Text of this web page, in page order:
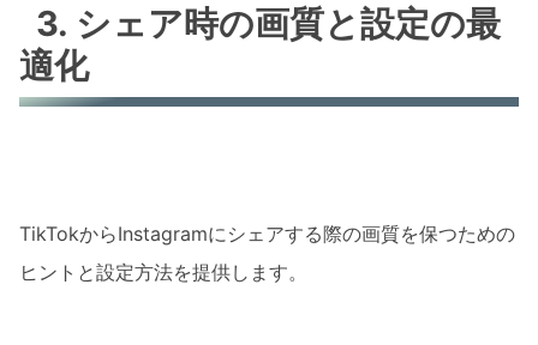
3. シェア時の画質と設定の最
適化
TikTokからInstagramにシェアする際の画質を保つための
ヒントと設定方法を提供します。